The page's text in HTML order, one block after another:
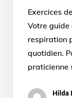
Exercices
Votre guide
respiration
quotidien.
praticienne
Hilda